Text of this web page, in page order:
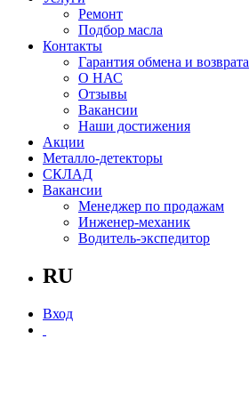
Ремонт
Подбор масла
Контакты
Гарантия обмена и возврата
О НАС
Отзывы
Вакансии
Наши достижения
Акции
Металло-детекторы
СКЛАД
Вакансии
Менеджер по продажам
Инженер-механик
Водитель-экспедитор
RU
Вход